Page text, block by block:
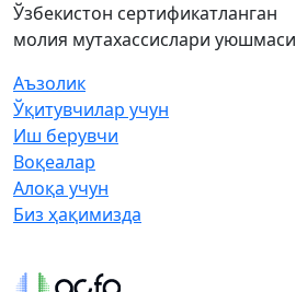
Ўзбекистон сертификатланган
молия мутахассислари уюшмаси
Аъзолик
Ўқитувчилар учун
Иш берувчи
Воқеалар
Алоқа учун
Биз ҳақимизда